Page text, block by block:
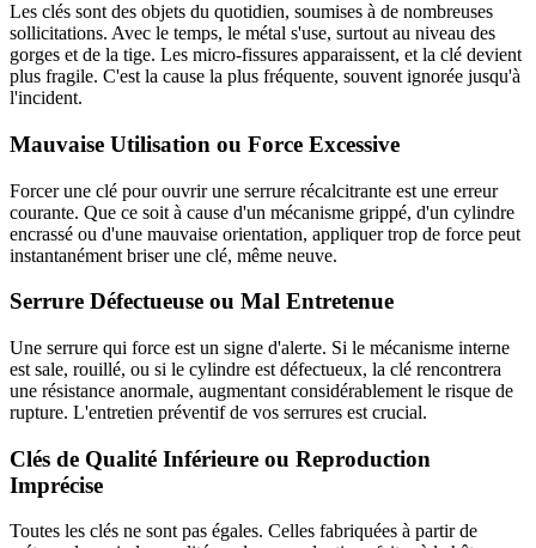
Les clés sont des objets du quotidien, soumises à de nombreuses
sollicitations. Avec le temps, le métal s'use, surtout au niveau des
gorges et de la tige. Les micro-fissures apparaissent, et la clé devient
plus fragile. C'est la cause la plus fréquente, souvent ignorée jusqu'à
l'incident.
Mauvaise Utilisation ou Force Excessive
Forcer une clé pour ouvrir une serrure récalcitrante est une erreur
courante. Que ce soit à cause d'un mécanisme grippé, d'un cylindre
encrassé ou d'une mauvaise orientation, appliquer trop de force peut
instantanément briser une clé, même neuve.
Serrure Défectueuse ou Mal Entretenue
Une serrure qui force est un signe d'alerte. Si le mécanisme interne
est sale, rouillé, ou si le cylindre est défectueux, la clé rencontrera
une résistance anormale, augmentant considérablement le risque de
rupture. L'entretien préventif de vos serrures est crucial.
Clés de Qualité Inférieure ou Reproduction
Imprécise
Toutes les clés ne sont pas égales. Celles fabriquées à partir de